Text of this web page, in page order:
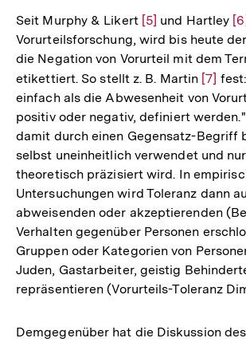
Seit Murphy & Likert Zur
Auflösung
der
Fußnote
[5] und Hartley
Vorurteilsforschung, wird bis heute
die Negation von Vorurteil mit dem
etikettiert. So stellt z. B. Martin Zur
der
[7]
einfach als die Abwesenheit von
positiv oder negativ, definiert
damit durch einen Gegensatz-Begriff
selbst uneinheitlich verwendet und
theoretisch präzisiert wird. In
Untersuchungen wird Toleranz dann
abweisenden oder akzeptierenden
Verhalten gegenüber Personen
Gruppen oder Kategorien von
Juden, Gastarbeiter, geistig
repräsentieren (Vorurteils-Toleranz
Demgegenüber hat die Diskussion